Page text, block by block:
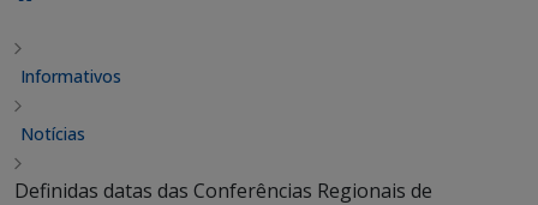
Informativos
Notícias
Definidas datas das Conferências Regionais de